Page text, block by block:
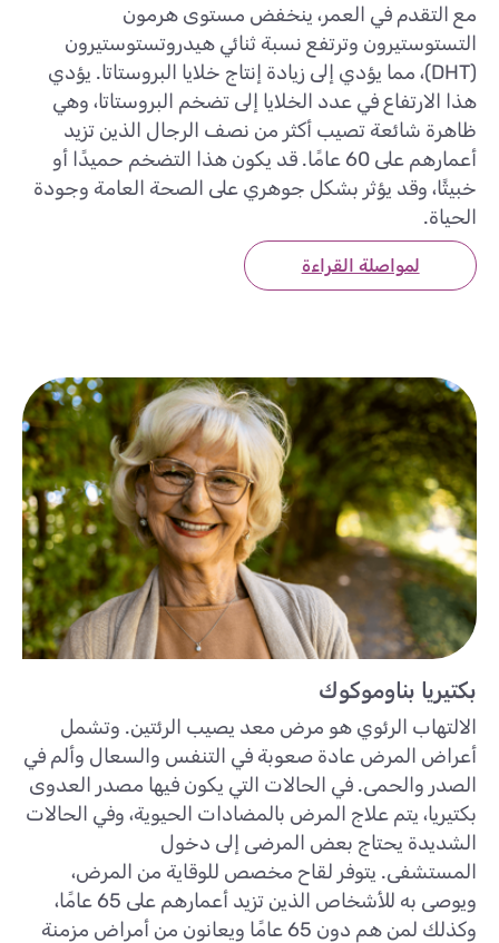
مع التقدم في العمر، ينخفض مستوى هرمون
التستوستيرون وترتفع نسبة ثنائي هيدروتستوستيرون
(DHT)، مما يؤدي إلى زيادة إنتاج خلايا البروستاتا. يؤدي
هذا الارتفاع في عدد الخلايا إلى تضخم البروستاتا، وهي
ظاهرة شائعة تصيب أكثر من نصف الرجال الذين تزيد
أعمارهم على 60 عامًا. قد يكون هذا التضخم حميدًا أو
خبيثًا، وقد يؤثر بشكل جوهري على الصحة العامة وجودة
الحياة.
لمواصلة القراءة
بكتيريا بناوموكوك
الالتهاب الرئوي هو مرض معد يصيب الرئتين. وتشمل
أعراض المرض عادة صعوبة في التنفس والسعال وألم في
الصدر والحمى. في الحالات التي يكون فيها مصدر العدوى
بكتيريا، يتم علاج المرض بالمضادات الحيوية، وفي الحالات
الشديدة يحتاج بعض المرضى إلى دخول
المستشفى. يتوفر لقاح مخصص للوقاية من المرض،
ويوصى به للأشخاص الذين تزيد أعمارهم على 65 عامًا،
وكذلك لمن هم دون 65 عامًا ويعانون من أمراض مزمنة